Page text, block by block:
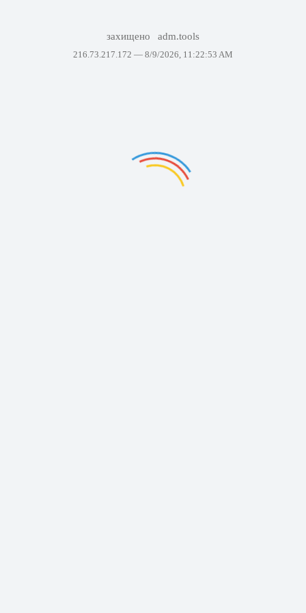
захищено adm.tools
216.73.217.172 — 8/9/2026, 11:22:53 AM